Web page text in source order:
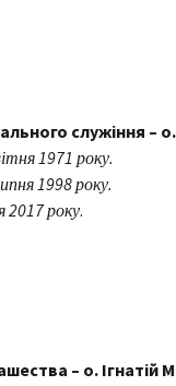
служіння –
1971 року.
1998 року.
2017 року.
– о.